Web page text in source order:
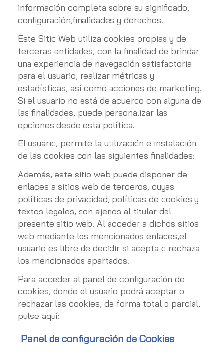
información completa sobre su significado,
configuración,finalidades y derechos.
Este Sitio Web utiliza cookies propias y de
terceras entidades, con la finalidad de brindar
una experiencia de navegación satisfactoria
para el usuario, realizar métricas y
estadísticas, así como acciones de marketing.
Si el usuario no está de acuerdo con alguna de
las finalidades, puede personalizar las
opciones desde esta política.
El usuario, permite la utilización e instalación
de las cookies con las siguientes finalidades:
Además, este sitio web puede disponer de
enlaces a sitios web de terceros, cuyas
políticas de privacidad, políticas de cookies y
textos legales, son ajenos al titular del
presente sitio web. Al acceder a dichos sitios
web mediante los mencionados enlaces,el
usuario es libre de decidir si acepta o rechaza
los mencionados apartados.
Para acceder al panel de configuración de
cookies, donde el usuario podrá aceptar o
rechazar las cookies, de forma total o parcial,
pulse aquí:
Panel de configuración de Cookies